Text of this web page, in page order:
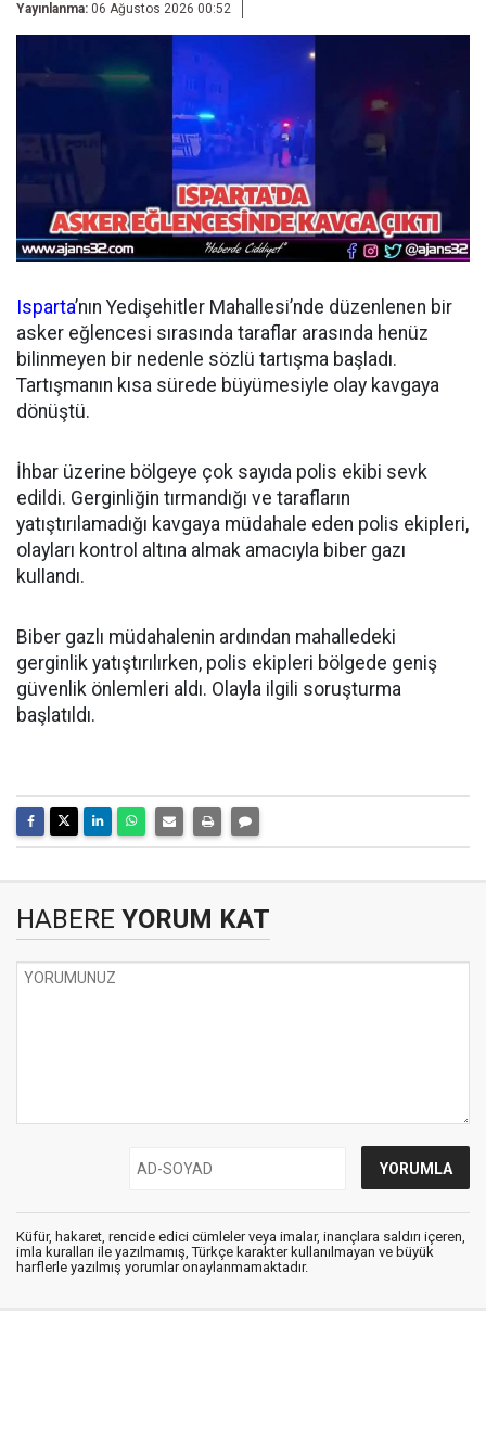
Yayınlanma: 06 Ağustos 2026 00:52
Isparta’nın Yedişehitler Mahallesi’nde düzenlenen bir
asker eğlencesi sırasında taraflar arasında henüz
bilinmeyen bir nedenle sözlü tartışma başladı.
Tartışmanın kısa sürede büyümesiyle olay kavgaya
dönüştü.
İhbar üzerine bölgeye çok sayıda polis ekibi sevk
edildi. Gerginliğin tırmandığı ve tarafların
yatıştırılamadığı kavgaya müdahale eden polis ekipleri,
olayları kontrol altına almak amacıyla biber gazı
kullandı.
Biber gazlı müdahalenin ardından mahalledeki
gerginlik yatıştırılırken, polis ekipleri bölgede geniş
güvenlik önlemleri aldı. Olayla ilgili soruşturma
başlatıldı.
HABERE YORUM KAT
Küfür, hakaret, rencide edici cümleler veya imalar, inançlara saldırı içeren,
imla kuralları ile yazılmamış, Türkçe karakter kullanılmayan ve büyük
harflerle yazılmış yorumlar onaylanmamaktadır.